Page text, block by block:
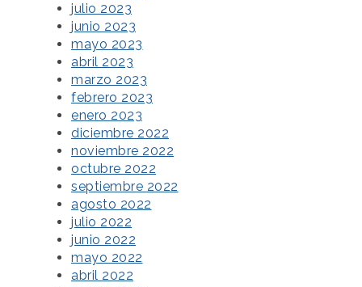
julio 2023
junio 2023
mayo 2023
abril 2023
marzo 2023
febrero 2023
enero 2023
diciembre 2022
noviembre 2022
octubre 2022
septiembre 2022
agosto 2022
julio 2022
junio 2022
mayo 2022
abril 2022